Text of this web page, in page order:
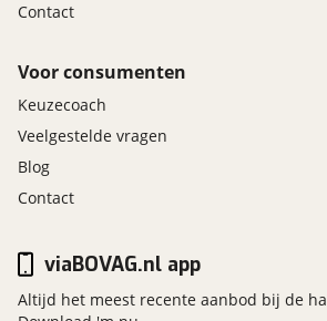
Contact
Voor consumenten
Keuzecoach
Veelgestelde vragen
Blog
Contact
viaBOVAG.nl app
Altijd het meest recente aanbod bij de